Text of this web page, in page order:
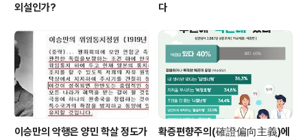
외설인가?
다
이승만의 악행은 양민 학살 정도가
확증편향주의(確證偏向主義)에